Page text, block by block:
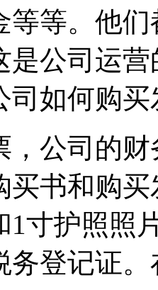
等等。他
是公司运
司如何购买
，公司的
买书和购
1寸护照照
务登记证